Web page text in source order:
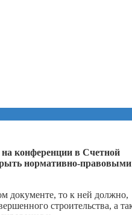
конференции в Счетной
нормативно-правовыми
документе, то к ней должно,
строительства, а